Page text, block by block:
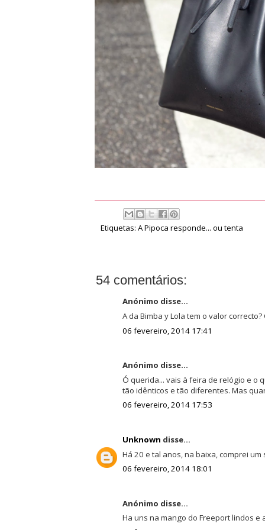
Etiquetas: A Pipoca responde... ou tenta
54 comentários:
Anónimo disse...
A da Bimba y Lola tem o valor
06 fevereiro, 2014 17:41
Anónimo disse...
Ó querida... vais à feira de relógio e o
tão idênticos e tão diferentes. Mas
06 fevereiro, 2014 17:53
Unknown disse...
Há 20 e tal anos, na baixa, comprei um
06 fevereiro, 2014 18:01
Anónimo disse...
Ha uns na mango do Freeport lindos e